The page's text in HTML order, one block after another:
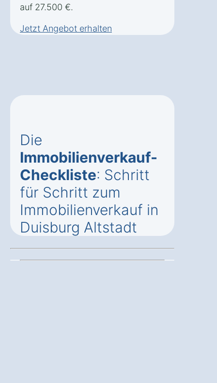
auf 27.500 €.
Jetzt Angebot erhalten
Die
Immobilienverkauf-
Checkliste: Schritt
für Schritt zum
Immobilienverkauf in
Duisburg Altstadt